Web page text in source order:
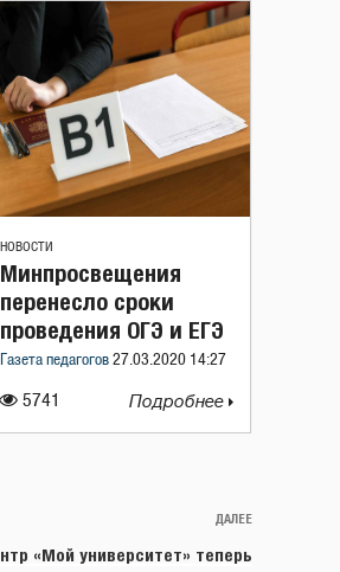
НОВОСТИ
5741
Минпросвещения
перенесло сроки
проведения ОГЭ и ЕГЭ
Газета педагогов 27.03.2020 14:27
Подробнее
Следующая
ДАЛЕЕ
«Мой университет» теперь